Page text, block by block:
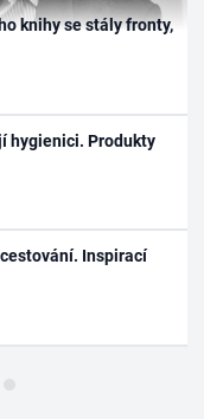
knihy se stály fronty,
hygienici. Produkty
Inspirací